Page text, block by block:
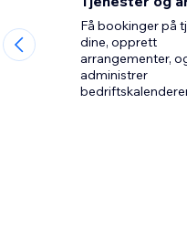
Få bookinger på
dine, opprett
arrangementer,
administrer